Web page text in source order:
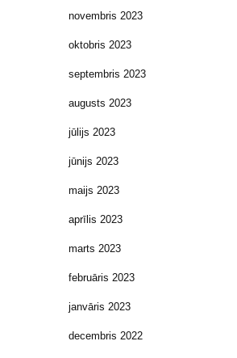
novembris 2023
oktobris 2023
septembris 2023
augusts 2023
jūlijs 2023
jūnijs 2023
maijs 2023
aprīlis 2023
marts 2023
februāris 2023
janvāris 2023
decembris 2022